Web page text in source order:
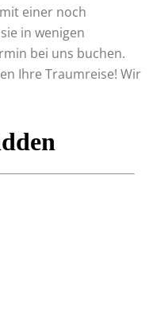
einer noch
in wenigen
bei uns buchen.
Ihre Traumreise! Wir